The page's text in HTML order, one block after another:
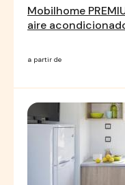
Mobilhome
aire
a partir de